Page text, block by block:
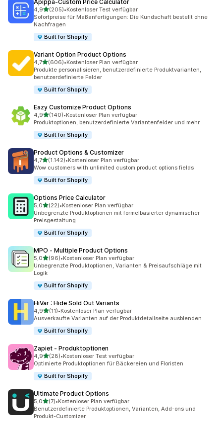
Apippa‑Custom Price Calculator
4,9von 5 Sternen
(205)
205 Rezensionen insgesamt
•Kostenloser Test verfügbar
Sofortpreise für Maßanfertigungen: Die Kundschaft bestellt ohne
Nachfragen
Built for Shopify
Variant Option Product Options
4,7von 5 Sternen
(606)
606 Rezensionen insgesamt
•Kostenloser Plan verfügbar
Produkte personalisieren, benutzerdefinierte Produktvarianten,
benutzerdefinierte Felder
Built for Shopify
Eazy Customize Product Options
4,9von 5 Sternen
(140)
140 Rezensionen insgesamt
•Kostenloser Plan verfügbar
Produktoptionen, benutzerdefinierte Variantenfelder und mehr.
Built for Shopify
Product Options & Customizer
4,7von 5 Sternen
(1.142)
1142 Rezensionen insgesamt
•Kostenloser Plan verfügbar
Wow customers with unlimited custom product options fields
Built for Shopify
Options Price Calculator
5,0von 5 Sternen
(22)
22 Rezensionen insgesamt
•Kostenloser Plan verfügbar
Unbegrenzte Produktoptionen mit formelbasierter dynamischer
Preisgestaltung
Built for Shopify
MPO ‑ Multiple Product Options
5,0von 5 Sternen
(96)
96 Rezensionen insgesamt
•Kostenloser Plan verfügbar
Unbegrenzte Produktoptionen, Varianten & Preisaufschläge mit
Logik
Built for Shopify
HiVar : Hide Sold Out Variants
4,9von 5 Sternen
(11)
11 Rezensionen insgesamt
•Kostenloser Plan verfügbar
Ausverkaufte Varianten auf der Produktdetailseite ausblenden
Built for Shopify
Zapiet ‑ Produktoptionen
4,9von 5 Sternen
(28)
28 Rezensionen insgesamt
•Kostenloser Test verfügbar
Optimierte Produktoptionen für Bäckereien und Floristen
Built for Shopify
Ultimate Product Options
5,0von 5 Sternen
(7)
7 Rezensionen insgesamt
•Kostenloser Plan verfügbar
Benutzerdefinierte Produktoptionen, Varianten, Add-ons und
Produkt-Customizer